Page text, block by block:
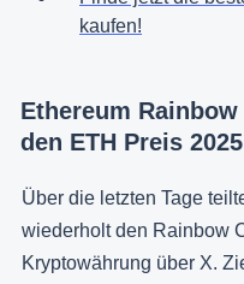
kaufen!
Ethereum
den ETH Preis 2025
Über die letzten Tage
wiederholt den Rainbow
Kryptowährung über X.